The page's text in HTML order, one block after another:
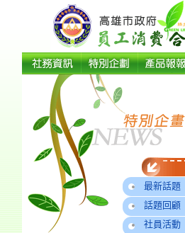
最新話題
話題回顧
社員活動